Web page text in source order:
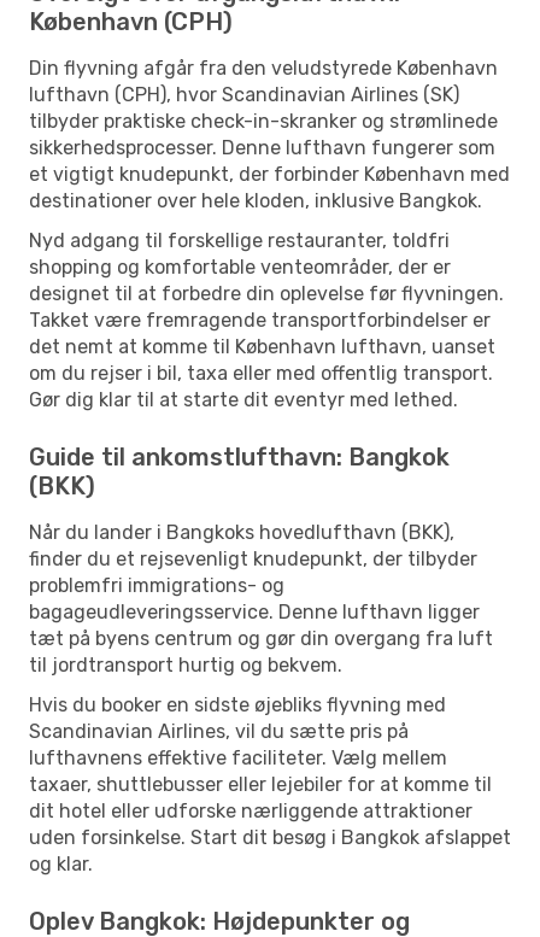
København (CPH)
Din flyvning afgår fra den veludstyrede København
lufthavn (CPH), hvor Scandinavian Airlines (SK)
tilbyder praktiske check-in-skranker og strømlinede
sikkerhedsprocesser. Denne lufthavn fungerer som
et vigtigt knudepunkt, der forbinder København med
destinationer over hele kloden, inklusive Bangkok.
Nyd adgang til forskellige restauranter, toldfri
shopping og komfortable venteområder, der er
designet til at forbedre din oplevelse før flyvningen.
Takket være fremragende transportforbindelser er
det nemt at komme til København lufthavn, uanset
om du rejser i bil, taxa eller med offentlig transport.
Gør dig klar til at starte dit eventyr med lethed.
Guide til ankomstlufthavn: Bangkok
(BKK)
Når du lander i Bangkoks hovedlufthavn (BKK),
finder du et rejsevenligt knudepunkt, der tilbyder
problemfri immigrations- og
bagageudleveringsservice. Denne lufthavn ligger
tæt på byens centrum og gør din overgang fra luft
til jordtransport hurtig og bekvem.
Hvis du booker en sidste øjebliks flyvning med
Scandinavian Airlines, vil du sætte pris på
lufthavnens effektive faciliteter. Vælg mellem
taxaer, shuttlebusser eller lejebiler for at komme til
dit hotel eller udforske nærliggende attraktioner
uden forsinkelse. Start dit besøg i Bangkok afslappet
og klar.
Oplev Bangkok: Højdepunkter og